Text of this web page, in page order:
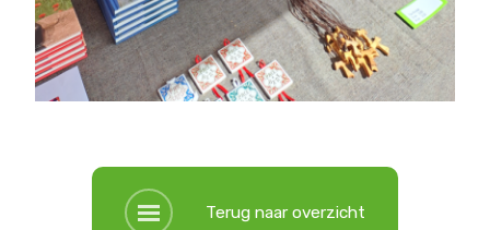
Terug naar overzicht